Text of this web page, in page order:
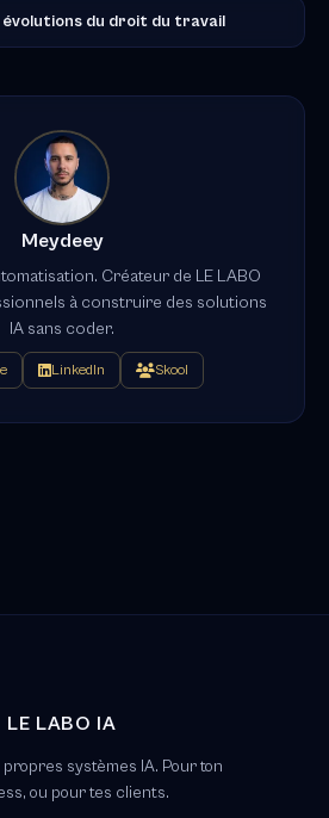
évolutions du droit du travail
Meydeey
Créateur de LE LABO
à construire des solutions
IA sans coder.
LinkedIn Skool
LE LABO IA
systèmes IA. Pour ton
ou pour tes clients.